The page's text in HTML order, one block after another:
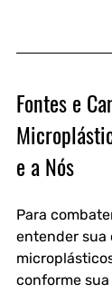
Fontes e
e a Nós
Para
entender sua
conforme